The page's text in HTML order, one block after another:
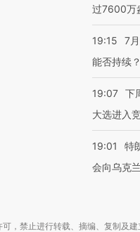
过7600万
19:15
7
能否持续？
19:07 下
大选进入
19:01
特
会向乌克
，禁止进行转载、摘编、复制及建